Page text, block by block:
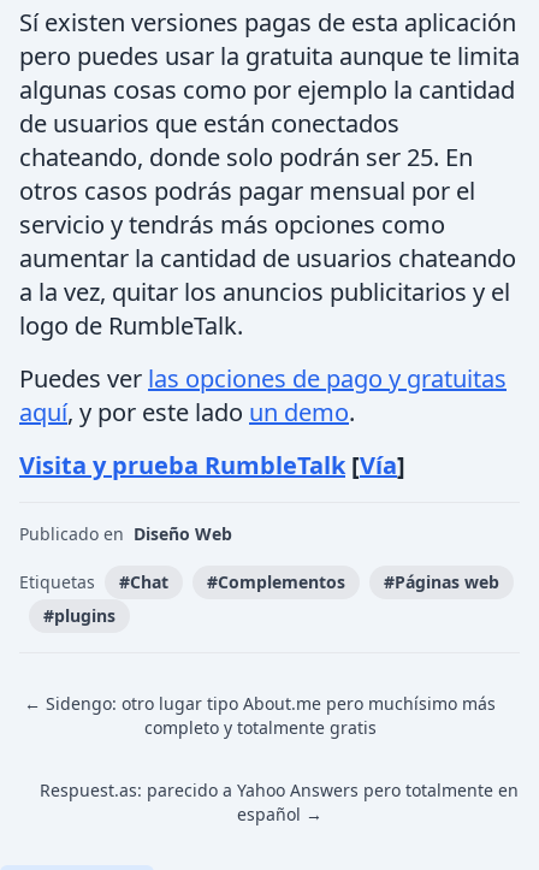
Sí existen versiones pagas de esta aplicación
pero puedes usar la gratuita aunque te limita
algunas cosas como por ejemplo la cantidad
de usuarios que están conectados
chateando, donde solo podrán ser 25. En
otros casos podrás pagar mensual por el
servicio y tendrás más opciones como
aumentar la cantidad de usuarios chateando
a la vez, quitar los anuncios publicitarios y el
logo de RumbleTalk.
Puedes ver las opciones de pago y gratuitas
aquí, y por este lado un demo.
Visita y prueba RumbleTalk [Vía]
Publicado en Diseño Web
Etiquetas #Chat #Complementos #Páginas web
#plugins
← Sidengo: otro lugar tipo About.me pero muchísimo más
completo y totalmente gratis
Respuest.as: parecido a Yahoo Answers pero totalmente en
español →